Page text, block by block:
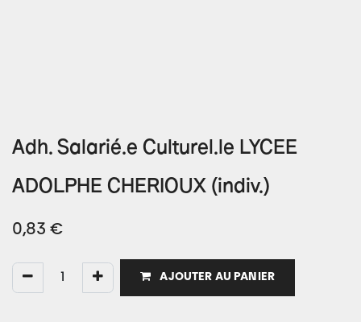
Adh. Salarié.e Culturel.le LYCEE
ADOLPHE CHERIOUX (indiv.)
0,83 €
AJOUTER AU PANIER